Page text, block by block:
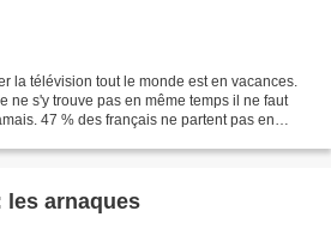
la télévision tout le monde est en vacances.
ne s'y trouve pas en même temps il ne faut
47 % des français ne partent pas en
les arnaques